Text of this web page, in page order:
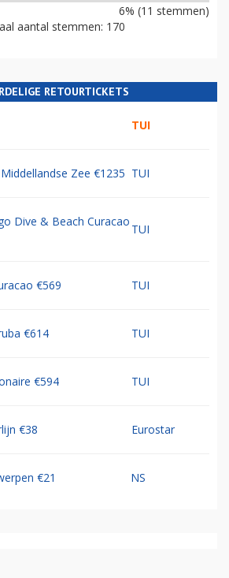
6% (11 stemmen)
aantal stemmen: 170
RETOURTICKETS
TUI
Zee €1235 TUI
Dive & Beach Curacao
TUI
€569 TUI
€614 TUI
€594 TUI
€38 Eurostar
€21 NS